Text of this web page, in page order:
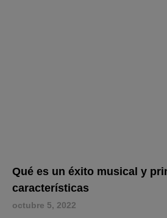
Qué es un éxito musical y
características
octubre 5, 2022